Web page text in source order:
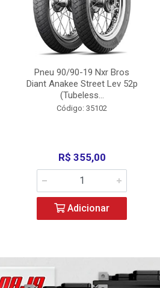
Pneu 90/90-19 Nxr Bros
Diant Anakee Street Lev 52p
(Tubeless...
Código: 35102
R$ 355,00
Adicionar